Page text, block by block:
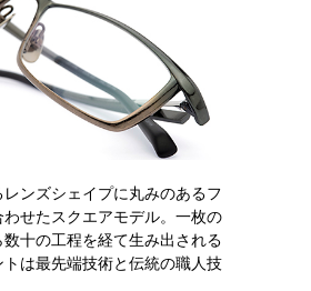
ンズシェイプに丸みのあるフ
わせたスクエアモデル。一枚の
十の工程を経て生み出される
トは最先端技術と伝統の職人技